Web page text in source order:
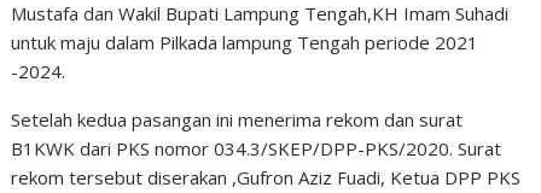
Mustafa dan Wakil Bupati Lampung Tengah,KH Imam Suhadi
untuk maju dalam Pilkada lampung Tengah periode 2021
-2024.
Setelah kedua pasangan ini menerima rekom dan surat
B1KWK dari PKS nomor 034.3/SKEP/DPP-PKS/2020. Surat
rekom tersebut diserakan ,Gufron Aziz Fuadi, Ketua DPP PKS